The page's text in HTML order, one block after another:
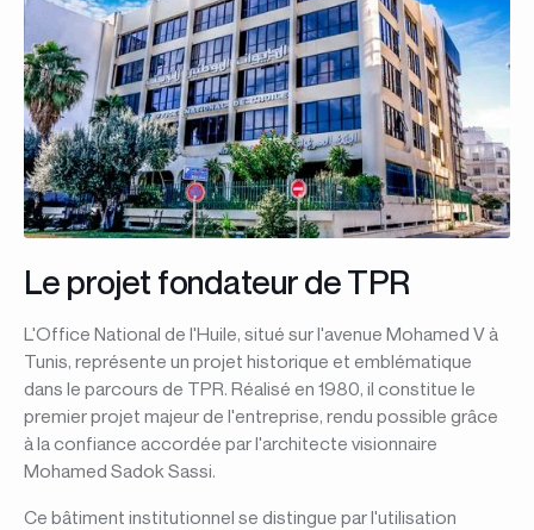
Le projet fondateur de TPR
L'Office National de l'Huile, situé sur l'avenue Mohamed V à
Tunis, représente un projet historique et emblématique
dans le parcours de TPR. Réalisé en 1980, il constitue le
premier projet majeur de l'entreprise, rendu possible grâce
à la confiance accordée par l'architecte visionnaire
Mohamed Sadok Sassi.
Ce bâtiment institutionnel se distingue par l'utilisation